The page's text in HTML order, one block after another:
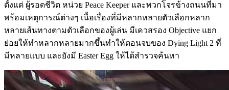
ตั้งแต่ ผู้รอดชีวิต หน่วย Peace Keeper และพวกโจรข้างถนนที่มา
พร้อมเหตุการณ์ต่างๆ เนื้อเรื่องที่มีหลากหลายตัวเลือกหลาก
หลายเส้นทางตามตัวเลือกของผู้เล่น มีเควสรอง Objective แยก
ย่อยให้ทำหลากหลายมากขึ้นทำให้ตอนจบของ Dying Light 2 ที่
มีหลายแบบ และยังมี Easter Egg ให้ได้สำรวจค้นหา